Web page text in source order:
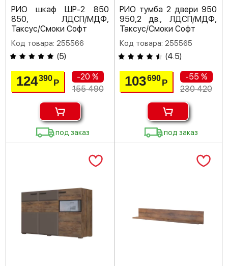
РИО шкаф ШР-2 850
850, ЛДСП/МДФ,
Таксус/Смоки Софт
Код товара: 255566
(5)
124390Р
-20 %
155 490
под заказ
РИО тумба 2 двери 950
950,2 дв., ЛДСП/МДФ,
Таксус/Смоки Софт
Код товара: 255565
(4.5)
103690 Р
-55 %
230 420
под заказ